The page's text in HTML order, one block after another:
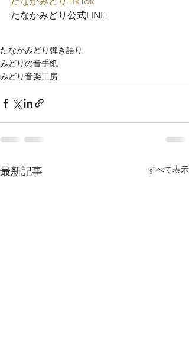
たなかみどり公式LINE
たなかみどり弾き語り
みどりの音手紙
みどり音楽工房
最新記事 すべて表示